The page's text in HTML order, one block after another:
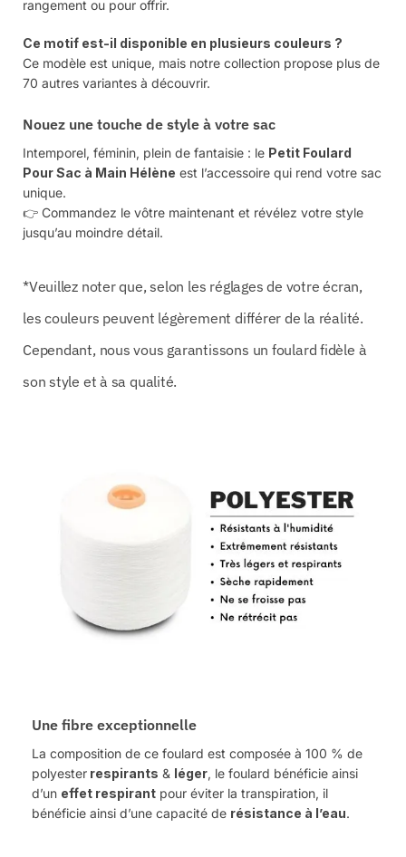
rangement ou pour offrir.
Ce motif est-il disponible en plusieurs couleurs ?
Ce modèle est unique, mais notre collection propose plus de
70 autres variantes à découvrir.
Nouez une touche de style à votre sac
Intemporel, féminin, plein de fantaisie : le Petit Foulard
Pour Sac à Main Hélène est l’accessoire qui rend votre sac
unique.
👉 Commandez le vôtre maintenant et révélez votre style
jusqu’au moindre détail.
*Veuillez noter que, selon les réglages de votre écran,
les couleurs peuvent légèrement différer de la réalité.
Cependant, nous vous garantissons un foulard fidèle à
son style et à sa qualité.
Une fibre exceptionnelle
La composition de ce foulard est composée à 100 % de
polyester respirants & léger, le foulard bénéficie ainsi
d’un effet respirant pour éviter la transpiration, il
bénéficie ainsi d’une capacité de résistance à l’eau.